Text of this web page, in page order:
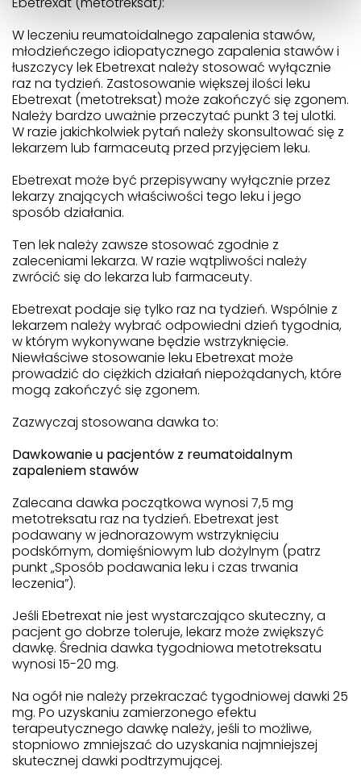
W leczeniu reumatoidalnego zapalenia stawów,
młodzieńczego idiopatycznego zapalenia stawów i
łuszczycy lek Ebetrexat należy stosować wyłącznie
raz na tydzień. Zastosowanie większej ilości leku
Ebetrexat (metotreksat) może zakończyć się zgonem.
Należy bardzo uważnie przeczytać punkt 3 tej ulotki.
W razie jakichkolwiek pytań należy skonsultować się z
lekarzem lub farmaceutą przed przyjęciem leku.
Ebetrexat może być przepisywany wyłącznie przez
lekarzy znających właściwości tego leku i jego
sposób działania.
Ten lek należy zawsze stosować zgodnie z
zaleceniami lekarza. W razie wątpliwości należy
zwrócić się do lekarza lub farmaceuty.
Ebetrexat podaje się tylko raz na tydzień. Wspólnie z
lekarzem należy wybrać odpowiedni dzień tygodnia,
w którym wykonywane będzie wstrzyknięcie.
Niewłaściwe stosowanie leku Ebetrexat może
prowadzić do ciężkich działań niepożądanych, które
mogą zakończyć się zgonem.
Zazwyczaj stosowana dawka to:
Dawkowanie u pacjentów z reumatoidalnym
zapaleniem stawów
Zalecana dawka początkowa wynosi 7,5 mg
metotreksatu raz na tydzień. Ebetrexat jest
podawany w jednorazowym wstrzyknięciu
podskórnym, domięśniowym lub dożylnym (patrz
punkt „Sposób podawania leku i czas trwania
leczenia”).
Jeśli Ebetrexat nie jest wystarczająco skuteczny, a
pacjent go dobrze toleruje, lekarz może zwiększyć
dawkę. Średnia dawka tygodniowa metotreksatu
wynosi 15-20 mg.
Na ogół nie należy przekraczać tygodniowej dawki 25
mg. Po uzyskaniu zamierzonego efektu
terapeutycznego dawkę należy, jeśli to możliwe,
stopniowo zmniejszać do uzyskania najmniejszej
skutecznej dawki podtrzymującej.